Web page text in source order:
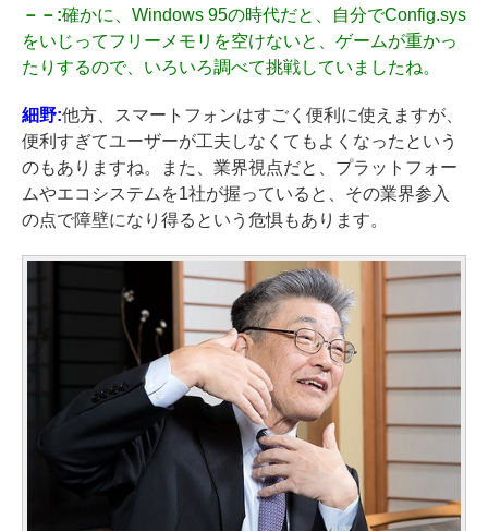
－－:確かに、Windows 95の時代だと、自分でConfig.sys
をいじってフリーメモリを空けないと、ゲームが重かっ
たりするので、いろいろ調べて挑戦していましたね。
細野:他方、スマートフォンはすごく便利に使えますが、
便利すぎてユーザーが工夫しなくてもよくなったという
のもありますね。また、業界視点だと、プラットフォー
ムやエコシステムを1社が握っていると、その業界参入
の点で障壁になり得るという危惧もあります。